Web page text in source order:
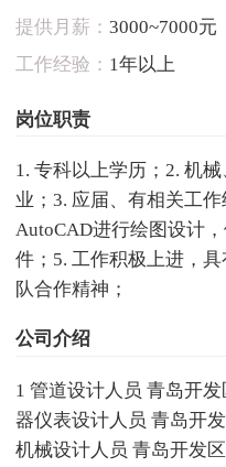
提供月薪： 3000~7000元
工作经验： 1年以上
岗位职责
1. 专科以上学历；2. 机
业；3. 应届、有相关工
AutoCAD进行绘图设计
件；5. 工作积极上进，
队合作精神；
公司介绍
1 管道设计人员 青岛开
器仪表设计人员 青岛开
机械设计人员 青岛开发